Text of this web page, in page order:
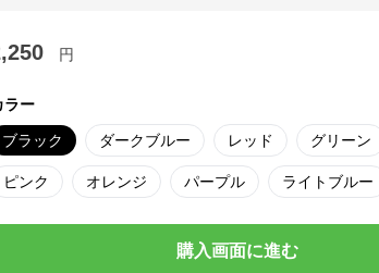
円
ラー
ブラック ダークブルー レッド グリーン
ピンク オレンジ パープル ライトブルー
購入画面に進む